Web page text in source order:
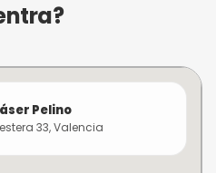
Pelino
33, Valencia